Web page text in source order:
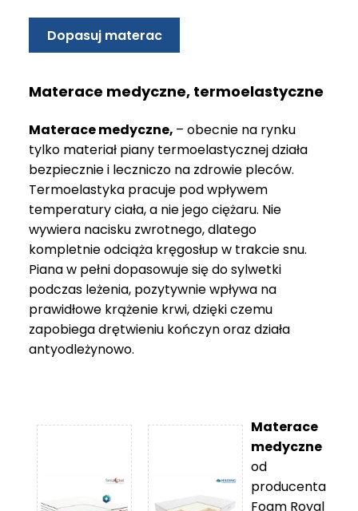
Dopasuj materac
Materace medyczne, termoelastyczne
Materace medyczne, – obecnie na rynku
tylko materiał piany termoelastycznej działa
bezpiecznie i leczniczo na zdrowie pleców.
Termoelastyka pracuje pod wpływem
temperatury ciała, a nie jego ciężaru. Nie
wywiera nacisku zwrotnego, dlatego
kompletnie odciąża kręgosłup w trakcie snu.
Piana w pełni dopasowuje się do sylwetki
podczas leżenia, pozytywnie wpływa na
prawidłowe krążenie krwi, dzięki czemu
zapobiega drętwieniu kończyn oraz działa
antyodleżynowo.
Materace
medyczne
od
producenta
Foam Royal